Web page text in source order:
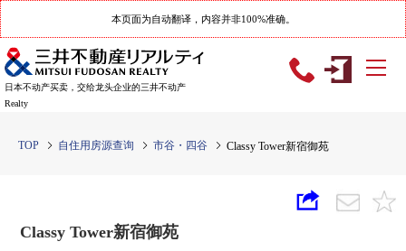
本页面为自动翻译，内容并非100%准确。
日本不动产买卖，交给龙头企业的三井不动产
Realty
TOP 自住用房源查询 市谷・四谷 Classy Tower新宿御苑
Classy Tower新宿御苑